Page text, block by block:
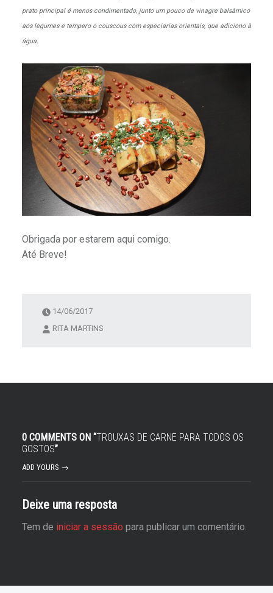
prato principal é menos condimentado, junto um pouco de vinagre balsâmico
aos legumes e tempero o couscous com especiarias orientais, que adiciono à
água.
Obrigada por estarem aqui comigo.
Até Breve!
14/06/2017
RITA MARTINS
0 COMMENTS ON “TROUXAS DE CARNE PARA TODOS OS
GOSTOS”
ADD YOURS →
Deixe uma resposta
Tem de iniciar a sessão para publicar um comentário.